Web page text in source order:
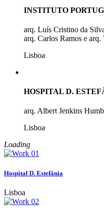
INSTITUTO
arq. Luís Cristino da
arq. Carlos Ramos e arq.
Lisboa
HOSPITAL D.
arq. Albert Jenkins
Lisboa
Loading
Hospital D. Estefânia
Lisboa